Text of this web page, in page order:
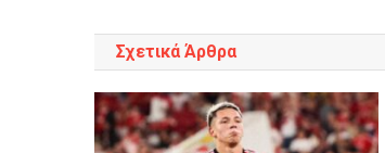
Σχετικά Άρθρα